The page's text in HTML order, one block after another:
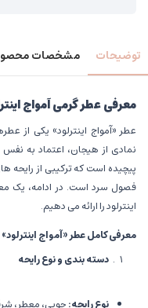
توضیحات مشخصات
معرفی عطر گرمی آمواج
عطر «آمواج اینترلود» یکی از
نمادی از هیجان، اعتماد به
پیچیده است که ترکیبی از رایحه
فصول سرد است. در ادامه، یک
اینترلود را ارائه می دهیم.
معرفی کامل عطر «آمواج اینترلود»
دسته بندی و نوع رایحه
نوع رایحه:چوبی، معطر،